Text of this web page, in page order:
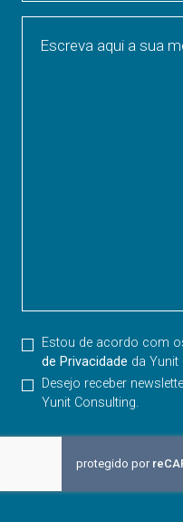
Escreva aqui a sua
Estou de acordo com
de Privacidade da Yunit
Desejo receber
Yunit Consulting.